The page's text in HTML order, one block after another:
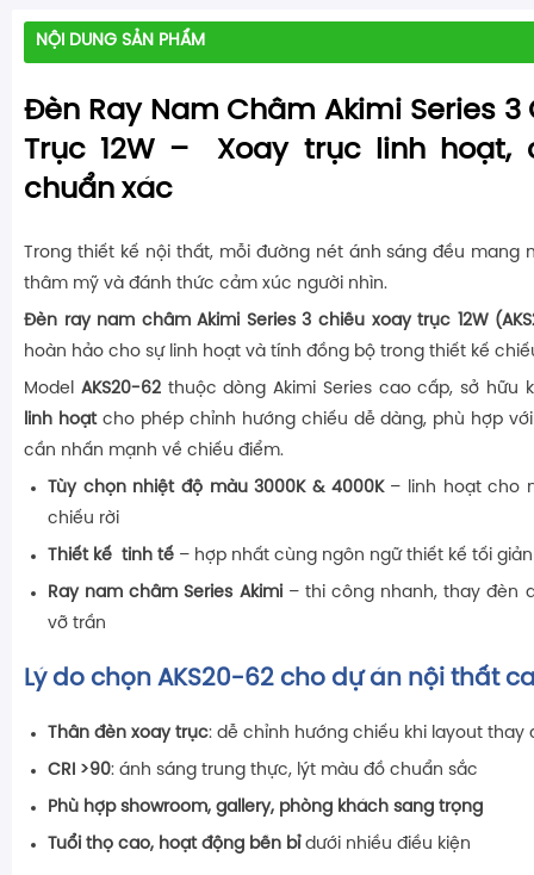
NỘI DUNG SẢN PHẨM
Đèn Ray Nam Châm Akimi Series 3
Trục 12W –
Xoay trục linh hoạt,
chuẩn xác
Trong thiết kế nội thất, mỗi đường nét ánh sáng đều mang
thâm mỹ và đánh thức cảm xúc người nhìn.
Đèn ray nam châm Akimi Series 3 chiều xoay trục 12W
hoàn hảo cho sự linh hoạt và tính đồng bộ trong thiết kế
Model AKS20-62thuộc dòng Akimi Series cao cấp, sở hữu
linh hoạt cho phép chỉnh hướng chiếu dễ dàng, phù hợp
cần nhấn mạnh về chiếu điểm.
Tùy chọn nhiệt độ màu 3000K & 4000K– linh hoạt cho
chiếu rời
Thiết kế tinh tế – hợp nhất cùng ngôn ngữ thiết kế tối giản
Ray nam châm Series Akimi– thi công nhanh, thay đèn
vỡ trần
Lý do chọn AKS20-62 cho dự án nội thất
Thân đèn xoay trục: dễ chỉnh hướng chiếu khi layout thay
CRI >90: ánh sáng trung thực, lýt màu đồ chuẩn sắc
Phù hợp showroom, gallery, phòng khách sang trọng
Tuổi thọ cao, hoạt động bền bỉ dưới nhiều điều kiện